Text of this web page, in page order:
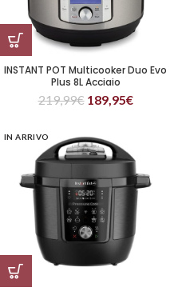
INSTANT POT Multicooker Duo Evo
Plus 8L Acciaio
219,99€ 189,95€
IN ARRIVO